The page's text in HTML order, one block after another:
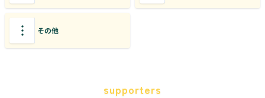
その他
supporters